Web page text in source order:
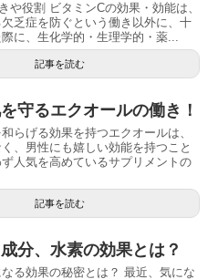
や役割 ビタミンCの効果・効能は、
乏症を防ぐという働き以外に、十
に、生化学的・生理学的・薬...
記事を読む
守るエクオールの働き！
らげる効果を持つエクオールは、
、男性にも嬉しい効能を持つこと
人気を高めているサプリメントの
記事を読む
分、水素の効果とは？
る効果の秘密とは？ 最近、気にな